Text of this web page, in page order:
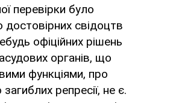
перевірки було
свідоцтв
офіційних рішень
органів, що
функціями, про
репресії, не є.